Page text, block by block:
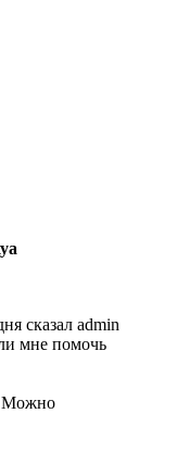
сказал admin
мне помочь
Можно